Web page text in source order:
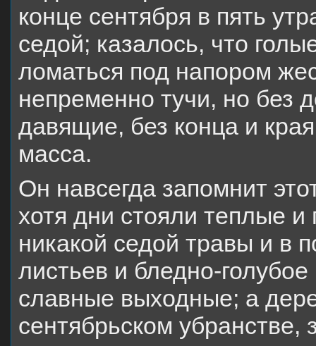
конце сентября в пять
седой; казалось, что
ломаться под напором
непременно тучи, но без
давящие, без конца и
масса.
Он навсегда запомнит
хотя дни стояли теплые
никакой седой травы и в
листьев и бледно-
славные выходные; а
сентябрьском